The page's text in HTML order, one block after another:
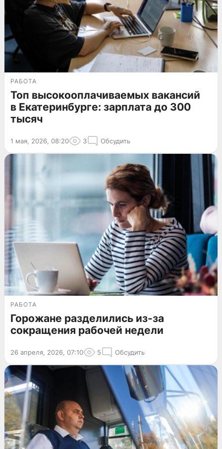
РАБОТА
Топ высокооплачиваемых вакансий
в Екатеринбурге: зарплата до 300
тысяч
1 мая, 2026, 08:20 3 Обсудить
РАБОТА
Горожане разделились из-за
сокращения рабочей недели
26 апреля, 2026, 07:10 5 Обсудить